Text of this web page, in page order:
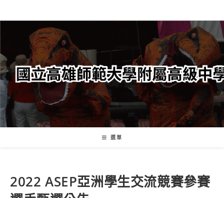
轉
要
內
容
選單
2022 ASEP亞洲學生交流競賽參賽